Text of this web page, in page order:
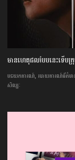
មានហេតុផលបែបនេះទើប
បទយកការណ៍, របាយការណ៍ព័ត៌មាន
សិល្បៈ